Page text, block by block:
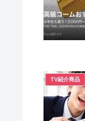
TV紹介商品